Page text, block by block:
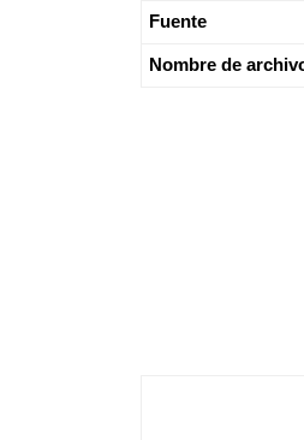
Fuente
Nombre de